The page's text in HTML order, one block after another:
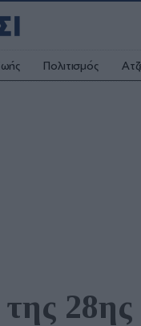
Πολιτισμός
28ης